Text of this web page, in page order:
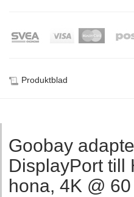
Produktblad
Goobay
DisplayPort till
hona, 4K @